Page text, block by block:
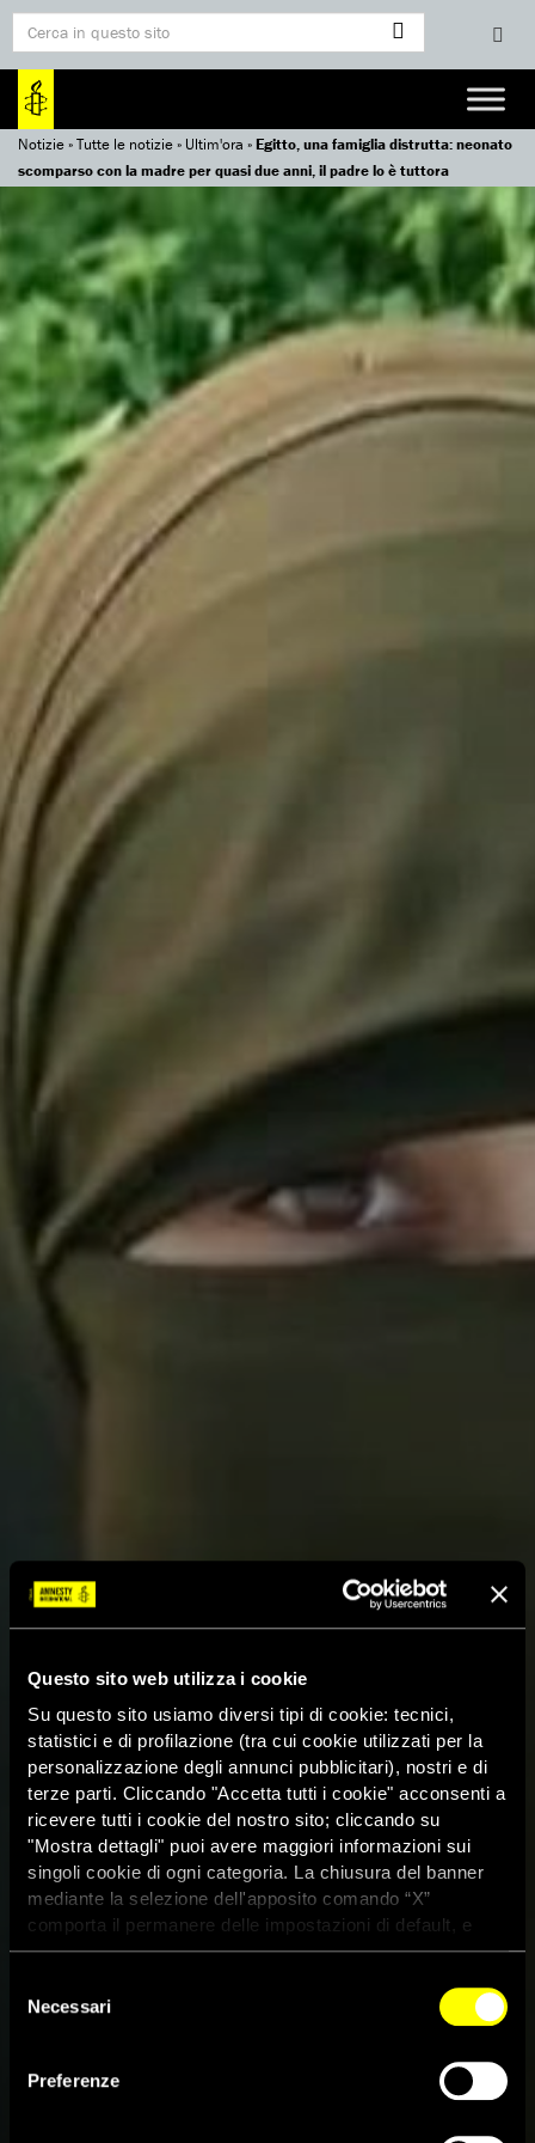
Questo sito web utilizza i cookie
Su questo sito usiamo diversi tipi di cookie: tecnici,
statistici e di profilazione (tra cui cookie utilizzati per la
personalizzazione degli annunci pubblicitari), nostri e di
terze parti. Cliccando "Accetta tutti i cookie" acconsenti a
ricevere tutti i cookie del nostro sito; cliccando su
"Mostra dettagli" puoi avere maggiori informazioni sui
singoli cookie di ogni categoria. La chiusura del banner
mediante la selezione dell'apposito comando “X”
comporta il permanere delle impostazioni di default, e
dunque la continuazione della navigazione con i cookie
dei cookie attivi sul sito clicca
delNecessari
Preferenze
Notizie»Tutte le notizie» Ultim'ora »Egitto, una famiglia distrutta: neonato
scomparso con la madre per quasi due anni, il padre lo è tuttora
Egitto, una famiglia distrutta:
neonato scomparso con la
madre per quasi due anni, il